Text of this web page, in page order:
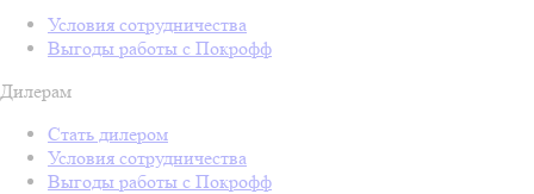
Условия сотрудничества
Выгоды работы с Покрофф
Дилерам
Стать дилером
Условия сотрудничества
Выгоды работы с Покрофф